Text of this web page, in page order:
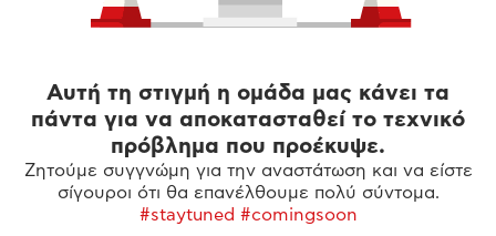
Αυτή τη στιγμή η ομάδα μας κάνει τα
πάντα για να αποκατασταθεί το τεχνικό
πρόβλημα που προέκυψε.
Ζητούμε συγγνώμη για την αναστάτωση και να είστε
σίγουροι ότι θα επανέλθουμε πολύ σύντομα.
#staytuned #comingsoon